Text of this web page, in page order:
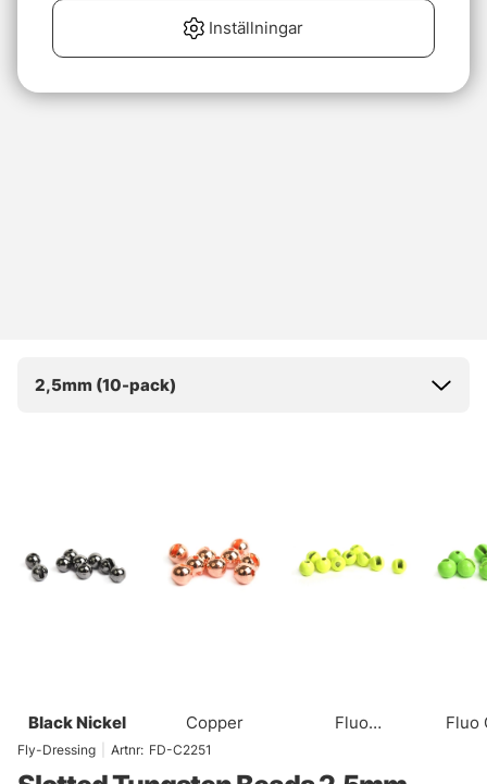
2,5mm (10-pack)
Black Nickel Copper
Fluo
Fluo
Fly-Dressing Artnr: FD-C2251
Inställningar